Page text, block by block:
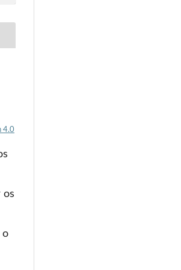
4.0
os
o